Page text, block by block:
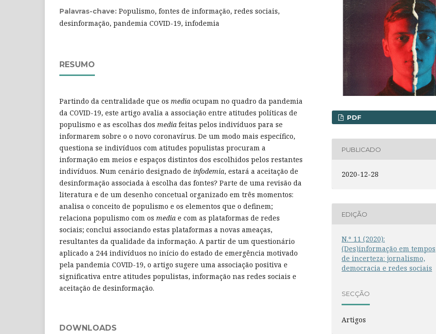
Palavras-chave: Populismo, fontes de informação, redes sociais,
desinformação, pandemia COVID-19, infodemia
RESUMO
Partindo da centralidade que os media ocupam no quadro da pandemia
da COVID-19, este artigo avalia a associação entre atitudes políticas de
populismo e as escolhas dos media feitas pelos indivíduos para se
informarem sobre o o novo coronavírus. De um modo mais específico,
questiona se indivíduos com atitudes populistas procuram a
informação em meios e espaços distintos dos escolhidos pelos restantes
indivíduos. Num cenário designado de infodemia, estará a aceitação de
desinformação associada à escolha das fontes? Parte de uma revisão da
literatura e de um desenho concetual organizado em três momentos:
analisa o conceito de populismo e os elementos que o definem;
relaciona populismo com os media e com as plataformas de redes
sociais; conclui associando estas plataformas a novas ameaças,
resultantes da qualidade da informação. A partir de um questionário
aplicado a 244 indivíduos no início do estado de emergência motivado
pela pandemia COVID-19, o artigo sugere uma associação positiva e
significativa entre atitudes populistas, informação nas redes sociais e
aceitação de desinformação.
DOWNLOADS
PDF
PUBLICADO
2020-12-28
EDIÇÃO
N.º 11 (2020):
(Des)informação em tempos
de incerteza: jornalismo,
democracia e redes sociais
SECÇÃO
Artigos